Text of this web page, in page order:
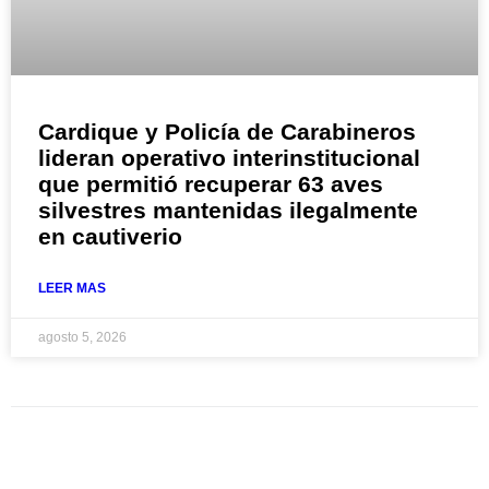
Cardique y Policía de Carabineros
lideran operativo interinstitucional
que permitió recuperar 63 aves
silvestres mantenidas ilegalmente
en cautiverio
LEER MAS
agosto 5, 2026